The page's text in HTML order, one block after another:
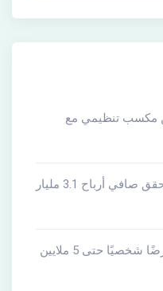
مكسب تنظيمي مع
البنك الأهلي الكويتي – مصر يحقق صافي أرباح 3.1 مليار
البنك التجاري الدولي يطلق قرضًا شخصيًا حتى 5 ملايين